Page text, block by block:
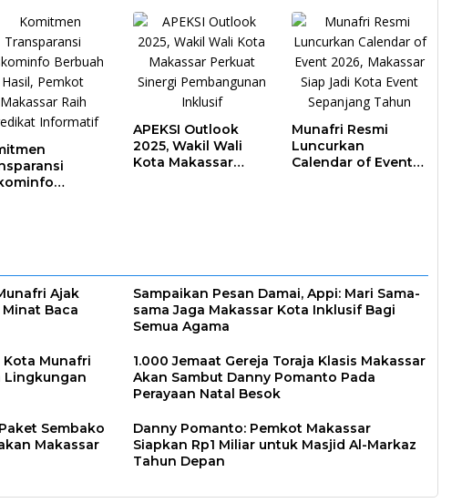
APEKSI Outlook
2025, Wakil Wali
Kota Makassar
Munafri Resmi
Luncurkan
Calendar of Event
Ajak
Baca
Sampaikan Pesan Damai, Appi: Mari Sama-
sama Jaga Makassar Kota Inklusif Bagi
Semua Agama
Kota Munafri
Lingkungan
1.000 Jemaat Gereja Toraja Klasis Makassar
Akan Sambut Danny Pomanto Pada
Perayaan Natal Besok
Sembako
Makassar
Danny Pomanto: Pemkot Makassar
Siapkan Rp1 Miliar untuk Masjid Al-Markaz
Tahun Depan